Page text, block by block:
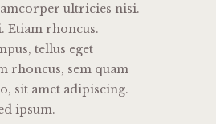
ultricies nisi.
Etiam rhoncus.
tellus eget
rhoncus, sem quam
sit amet adipiscing.
ipsum.